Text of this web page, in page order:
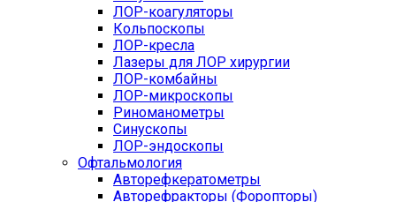
ЛОР-коагуляторы
Кольпоскопы
ЛОР-кресла
Лазеры для ЛОР хирургии
ЛОР-комбайны
ЛОР-микроскопы
Риноманометры
Синускопы
ЛОР-эндоскопы
Офтальмология
Авторефкератометры
Авторефракторы (Форопторы)